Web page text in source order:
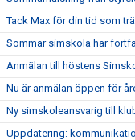
Tack Max för din tid som
Sommar simskola har
Anmälan till höstens
Nu är anmälan öppen för
Ny simskoleansvarig till
Uppdatering: